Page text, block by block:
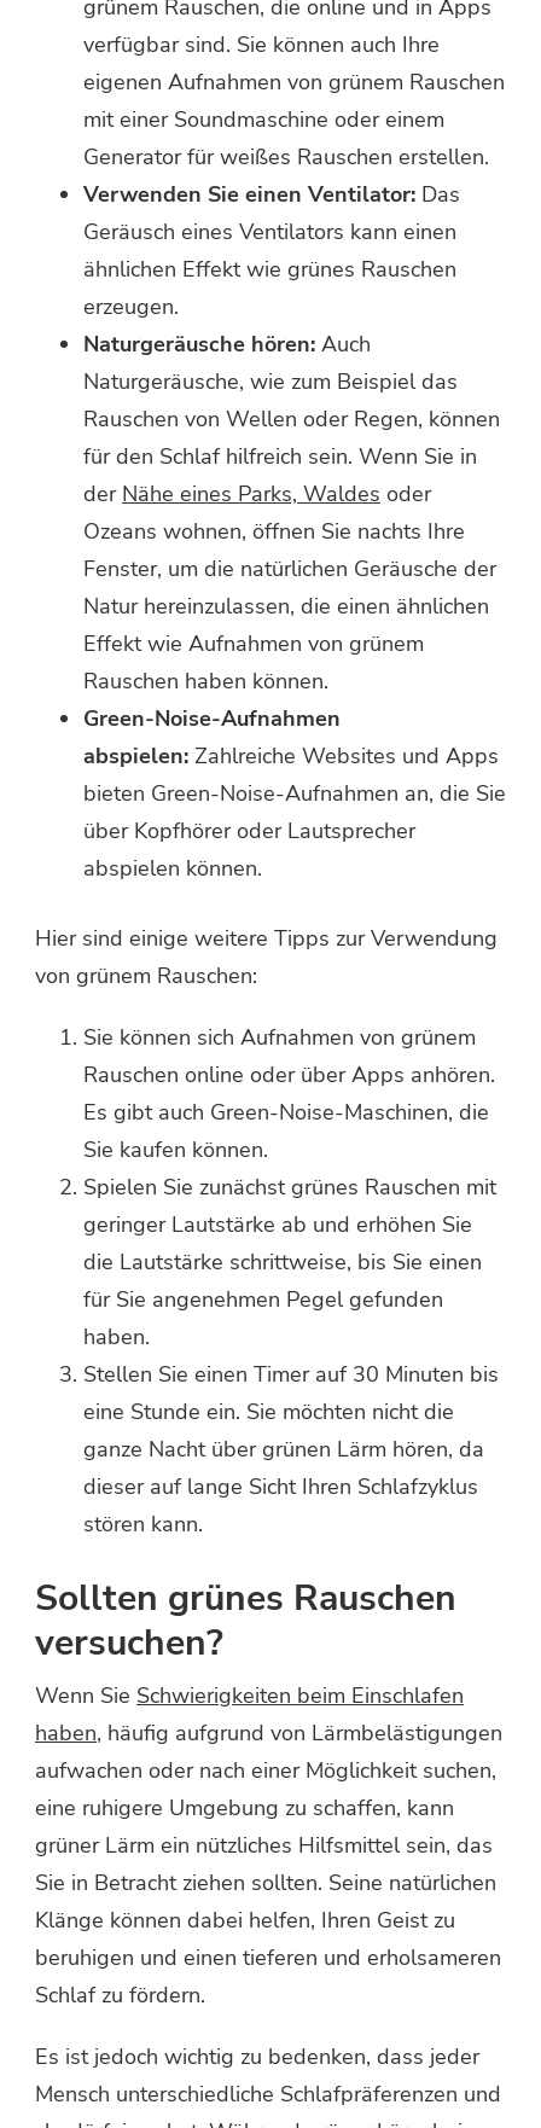
grünem Rauschen, die online und in Apps
verfügbar sind. Sie können auch Ihre
eigenen Aufnahmen von grünem Rauschen
mit einer Soundmaschine oder einem
Generator für weißes Rauschen erstellen.
Verwenden Sie einen Ventilator: Das
Geräusch eines Ventilators kann einen
ähnlichen Effekt wie grünes Rauschen
erzeugen.
Naturgeräusche hören: Auch
Naturgeräusche, wie zum Beispiel das
Rauschen von Wellen oder Regen, können
für den Schlaf hilfreich sein. Wenn Sie in
der Nähe eines Parks, Waldes oder
Ozeans wohnen, öffnen Sie nachts Ihre
Fenster, um die natürlichen Geräusche der
Natur hereinzulassen, die einen ähnlichen
Effekt wie Aufnahmen von grünem
Rauschen haben können.
Green-Noise-Aufnahmen
abspielen: Zahlreiche Websites und Apps
bieten Green-Noise-Aufnahmen an, die Sie
über Kopfhörer oder Lautsprecher
abspielen können.
Hier sind einige weitere Tipps zur Verwendung
von grünem Rauschen:
Sie können sich Aufnahmen von grünem
Rauschen online oder über Apps anhören.
Es gibt auch Green-Noise-Maschinen, die
Sie kaufen können.
Spielen Sie zunächst grünes Rauschen mit
geringer Lautstärke ab und erhöhen Sie
die Lautstärke schrittweise, bis Sie einen
für Sie angenehmen Pegel gefunden
haben.
Stellen Sie einen Timer auf 30 Minuten bis
eine Stunde ein. Sie möchten nicht die
ganze Nacht über grünen Lärm hören, da
dieser auf lange Sicht Ihren Schlafzyklus
stören kann.
Sollten grünes Rauschen
versuchen?
Wenn Sie Schwierigkeiten beim Einschlafen
haben, häufig aufgrund von Lärmbelästigungen
aufwachen oder nach einer Möglichkeit suchen,
eine ruhigere Umgebung zu schaffen, kann
grüner Lärm ein nützliches Hilfsmittel sein, das
Sie in Betracht ziehen sollten. Seine natürlichen
Klänge können dabei helfen, Ihren Geist zu
beruhigen und einen tieferen und erholsameren
Schlaf zu fördern.
Es ist jedoch wichtig zu bedenken, dass jeder
Mensch unterschiedliche Schlafpräferenzen und